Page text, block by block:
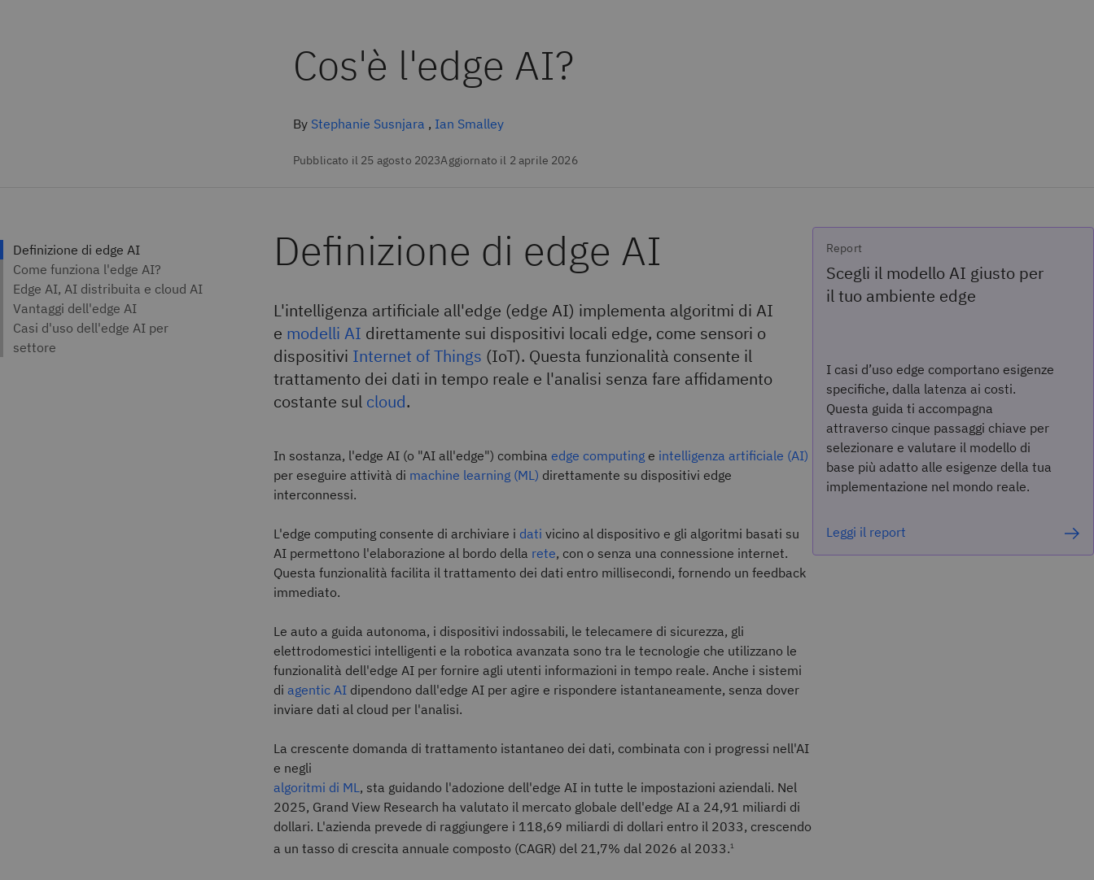
Cos'è l'edge AI?
By Stephanie Susnjara , Ian Smalley
Pubblicato il 25 agosto 2023Aggiornato il 2 aprile 2026
Definizione di edge AI
L'intelligenza artificiale all'edge (edge AI) implementa algoritmi di AI
e modelli AI direttamente sui dispositivi locali edge, come sensori o
dispositivi Internet of Things (IoT). Questa funzionalità consente il
trattamento dei dati in tempo reale e l'analisi senza fare affidamento
costante sul cloud.
In sostanza, l'edge AI (o "AI all'edge") combina edge computing e intelligenza artificiale (AI)
per eseguire attività di machine learning (ML) direttamente su dispositivi edge
interconnessi.
L'edge computing consente di archiviare i dati vicino al dispositivo e gli algoritmi basati su
AI permettono l'elaborazione al bordo della rete, con o senza una connessione internet.
Questa funzionalità facilita il trattamento dei dati entro millisecondi, fornendo un feedback
immediato.
Le auto a guida autonoma, i dispositivi indossabili, le telecamere di sicurezza, gli
elettrodomestici intelligenti e la robotica avanzata sono tra le tecnologie che utilizzano le
funzionalità dell'edge AI per fornire agli utenti informazioni in tempo reale. Anche i sistemi
di agentic AI dipendono dall'edge AI per agire e rispondere istantaneamente, senza dover
inviare dati al cloud per l'analisi.
La crescente domanda di trattamento istantaneo dei dati, combinata con i progressi nell'AI
e negli
algoritmi di ML, sta guidando l'adozione dell'edge AI in tutte le impostazioni aziendali. Nel
2025, Grand View Research ha valutato il mercato globale dell'edge AI a 24,91 miliardi di
dollari. L'azienda prevede di raggiungere i 118,69 miliardi di dollari entro il 2033, crescendo
a un tasso di crescita annuale composto (CAGR) del 21,7% dal 2026 al 2033.1
Report
Scegli il modello AI giusto per
il tuo ambiente edge
I casi d’uso edge comportano esigenze
specifiche, dalla latenza ai costi.
Questa guida ti accompagna
attraverso cinque passaggi chiave per
selezionare e valutare il modello di
base più adatto alle esigenze della tua
implementazione nel mondo reale.
Leggi il report